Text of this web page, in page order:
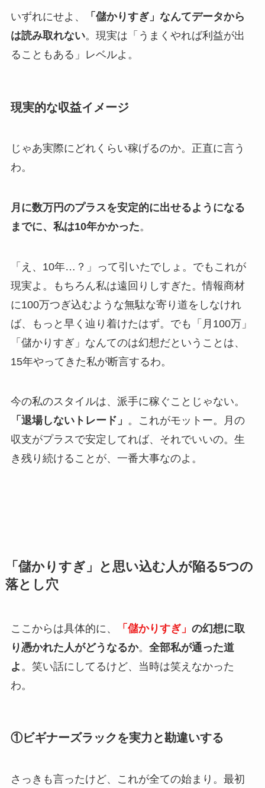
いずれにせよ、
「儲かりすぎ」なんてデータから
は読み取れない。現実は「うまくやれば利益が出
ることもある」レベルよ。
現実的な収益イメージ
じゃあ実際にどれくらい稼げるのか。正直に言う
わ。
月に数万円のプラスを安定的に出せるようになる
までに、私は10年かかった。
「え、10年…？」って引いたでしょ。でもこれが
現実よ。もちろん私は遠回りしすぎた。情報商材
に100万つぎ込むような無駄な寄り道をしなけれ
ば、もっと早く辿り着けたはず。でも「月100万」
「儲かりすぎ」なんてのは幻想だということは、
15年やってきた私が断言するわ。
今の私のスタイルは、派手に稼ぐことじゃない。
「退場しないトレード」 。これがモットー。月の
収支がプラスで安定してれば、それでいいの。生
き残り続けることが、一番大事なのよ。
「儲かりすぎ」と思い込む人が陥る5つの
落とし穴
ここからは具体的に、 「儲かりすぎ」 の幻想に取
り憑かれた人がどうなるか。 全部私が通った道
よ 。笑い話にしてるけど、当時は笑えなかった
わ。
①ビギナーズラックを実力と勘違いする
さっきも言ったけど、これが全ての始まり。最初